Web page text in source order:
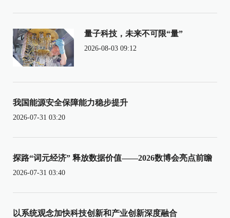
量子科技，未来不可限“量”
2026-08-03 09:12
我国能源安全保障能力稳步提升
2026-07-31 03:20
探路“词元经济” 释放数据价值——2026数博会亮点前瞻
2026-07-31 03:40
以系统观念加快科技创新和产业创新深度融合